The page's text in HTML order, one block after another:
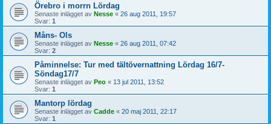
Örebro i morrn Lördag
Senaste inlägget av Nesse « 26 aug 2011, 19:57
Svar: 1
Måns- Ols
Senaste inlägget av Nesse « 26 aug 2011, 07:42
Svar: 2
Påminnelse: Tur med tältövernattning Lördag 16/7-
Söndag17/7
Senaste inlägget av Peo « 13 jul 2011, 13:52
Svar: 1
Mantorp lördag
Senaste inlägget av Cadde « 20 maj 2011, 22:17
Svar: 1